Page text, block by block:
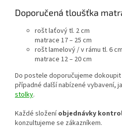
Doporučená tloušťka
rošt laťový tl. 2 cm +
matrace 17 – 25 cm
rošt lamelový / v rámu tl. 6
matrace 12 – 20 cm
Do postele doporučujeme dokoupit
případné další nabízené vybavení,
stolky.
Každé složeníobjednávky
konzultujeme se zákazníkem.